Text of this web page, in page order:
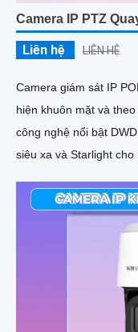
Camera IP PTZ
Liên hệ LIÊN HỆ
Camera giám sát IP
hiện khuôn mặt và theo
công nghệ nổi bật
siêu xa và Starlight